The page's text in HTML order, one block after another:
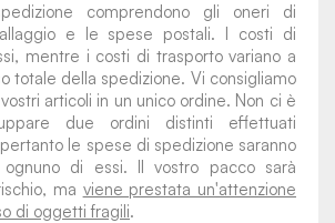
comprendono gli oneri di
e le spese postali. I costi di
mentre i costi di trasporto variano a
totale della spedizione. Vi consigliamo
articoli in un unico ordine. Non ci è
due ordini distinti effettuati
le spese di spedizione saranno
di essi. Il vostro pacco sarà
ma viene prestata un'attenzione
di oggetti fragili.